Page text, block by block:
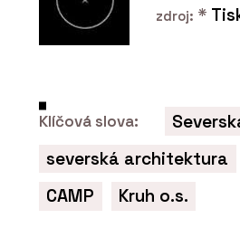
PRODUKTY
zdroj: *
Klíčová slova:
severská architektura
CAMP
Kruh o.s.